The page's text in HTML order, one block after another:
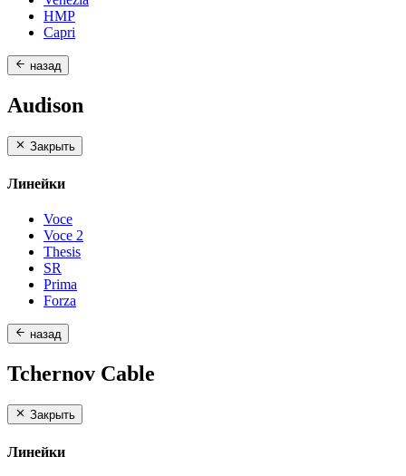
HMP
Capri
назад
Audison
Закрыть
Линейки
Voce
Voce 2
Thesis
SR
Prima
Forza
назад
Tchernov Cable
Закрыть
Линейки